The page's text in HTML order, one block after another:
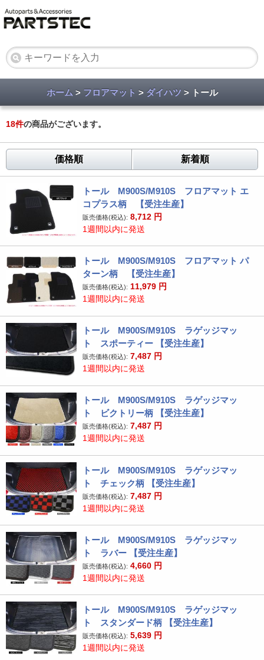
ホーム > フロアマット > ダイハツ > トール
18件の商品がございます。
価格順 新着順
トール M900S/M910S フロアマット エ
コプラス柄 【受注生産】
販売価格(税込): 8,712 円
1週間以内に発送
トール M900S/M910S フロアマット パ
ターン柄 【受注生産】
販売価格(税込): 11,979 円
1週間以内に発送
トール M900S/M910S ラゲッジマッ
ト スポーティー 【受注生産】
販売価格(税込): 7,487 円
1週間以内に発送
トール M900S/M910S ラゲッジマッ
ト ビクトリー柄 【受注生産】
販売価格(税込): 7,487 円
1週間以内に発送
トール M900S/M910S ラゲッジマッ
ト チェック柄 【受注生産】
販売価格(税込): 7,487 円
1週間以内に発送
トール M900S/M910S ラゲッジマッ
ト ラバー 【受注生産】
販売価格(税込): 4,660 円
1週間以内に発送
トール M900S/M910S ラゲッジマッ
ト スタンダード柄 【受注生産】
販売価格(税込): 5,639 円
1週間以内に発送